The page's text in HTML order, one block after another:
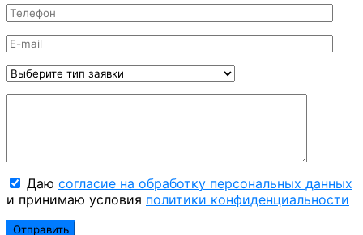
Даю согласие на обработку персональных данных
и принимаю условия политики конфиденциальности